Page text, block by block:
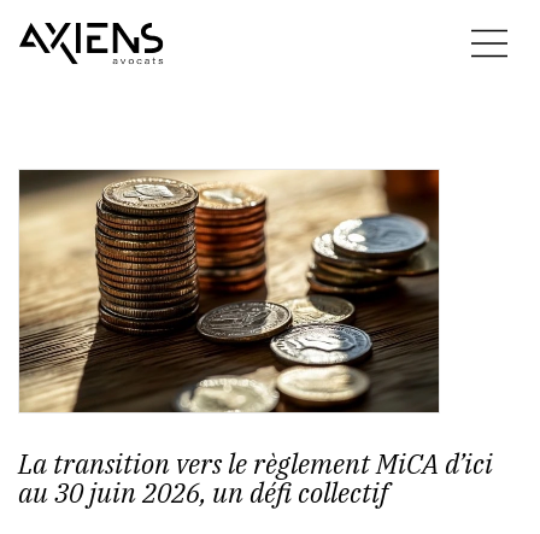
La transition vers le règlement MiCA d’ici
au 30 juin 2026, un défi collectif